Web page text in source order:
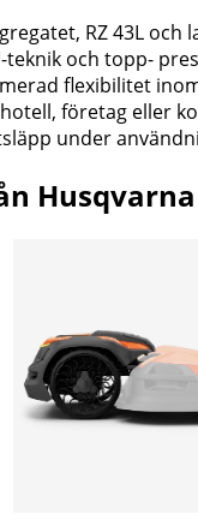
RZ 43L och
och topp-
flexibilitet
företag eller
under
Husqvarna